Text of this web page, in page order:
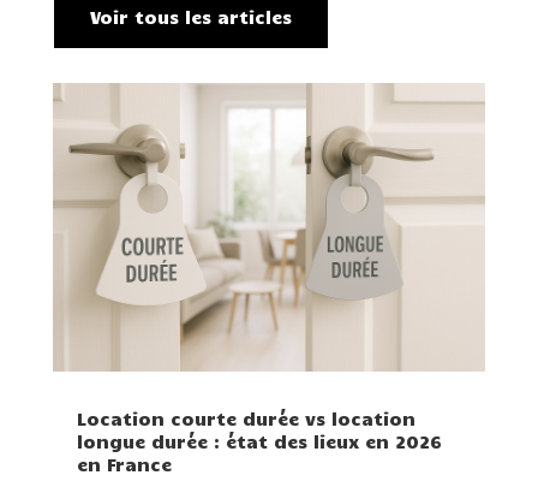
Voir tous les articles
Location courte durée vs location
longue durée : état des lieux en 2026
en France